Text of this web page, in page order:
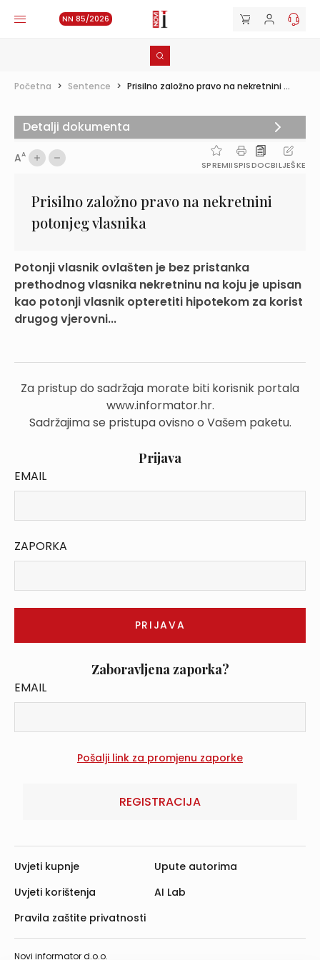
NN 85/2026
Početna > Sentence > Prisilno založno pravo na nekretnini ...
AA
SPREMIISPISDOCBILJEŠKE
Prisilno založno pravo na nekretnini
potonjeg vlasnika
Potonji vlasnik ovlašten je bez pristanka
prethodnog vlasnika nekretninu na koju je upisan
kao potonji vlasnik opteretiti hipotekom za korist
drugog vjerovni...
Za pristup do sadržaja morate biti korisnik portala
www.informator.hr.
Sadržajima se pristupa ovisno o Vašem paketu.
Prijava
EMAIL
ZAPORKA
Zaboravljena zaporka?
EMAIL
REGISTRACIJA
Detalji dokumenta
Novi informator d.o.o.
Uvjeti kupnje
Uvjeti korištenja
Pravila zaštite privatnosti
Upute autorima
AI Lab